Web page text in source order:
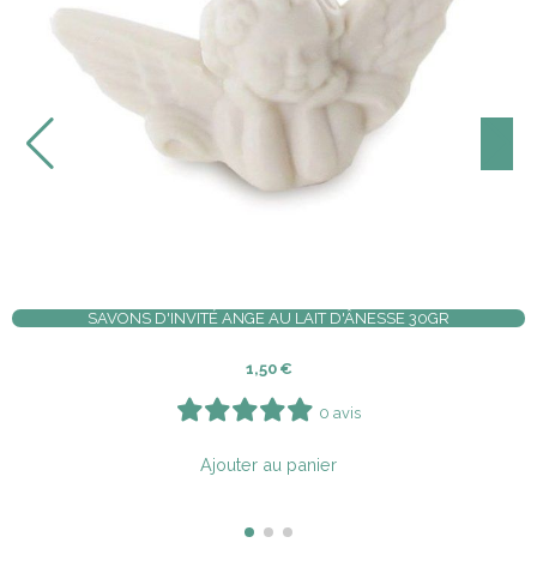
DOUCHE MIEL 500ML | LE SÉRAIL
0 avis
CRÈME POUR LES